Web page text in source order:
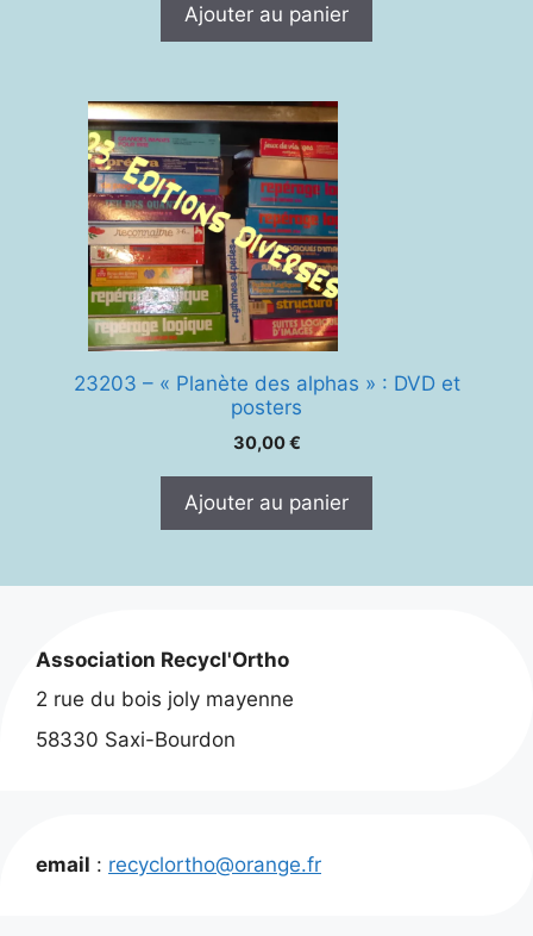
était :
est :
Ajouter au panier
23203 – « Planète des alphas » : DVD et
posters
30,00€
Ajouter au panier
Association Recycl'Ortho
2 rue du bois joly mayenne
58330 Saxi-Bourdon
email : recyclortho@orange.fr